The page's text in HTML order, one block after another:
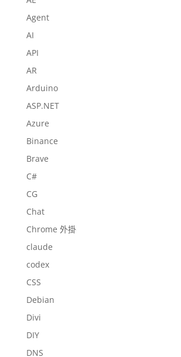
Agent
AI
API
AR
Arduino
ASP.NET
Azure
Binance
Brave
C#
CG
Chat
Chrome 外掛
claude
codex
CSS
Debian
Divi
DIY
DNS